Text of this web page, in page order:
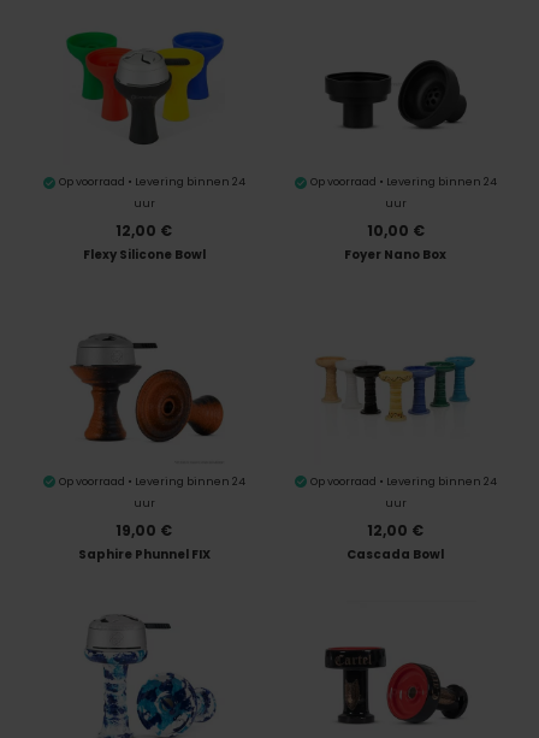
Op voorraad • Levering binnen 24
uur
12,00 €
Flexy Silicone Bowl
Op voorraad • Levering binnen 24
uur
10,00 €
Foyer Nano Box
Op voorraad • Levering binnen 24
uur
19,00 €
Saphire Phunnel FIX
Op voorraad • Levering binnen 24
uur
12,00 €
Cascada Bowl